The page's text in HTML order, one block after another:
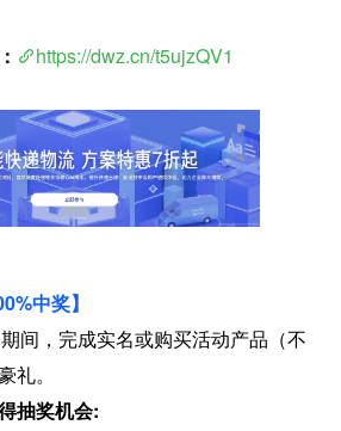
https://dwz.cn/t5ujzQV1
中奖】
间，完成实名或购买活动产品（不
礼。
抽奖机会: